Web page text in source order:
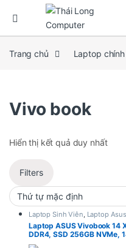
Trang chủ Laptop
Vivo book
Hiển thị kết quả duy nhất
Filters
Laptop Sinh Viên, Laptop
book
Laptop ASUS Vivobook 14
DDR4, SSD 256GB NVMe,
Quiet Blue